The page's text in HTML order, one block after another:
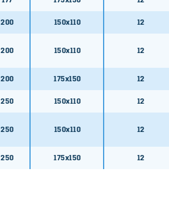
200 150x110 12
200 150x110 12
200 175x150 12
250 150x110 12
250 150x110 12
250 175x150 12